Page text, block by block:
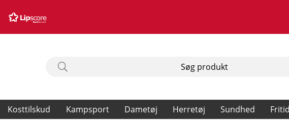
Kosttilskud Kampsport Dametøj Herretøj Sundhed